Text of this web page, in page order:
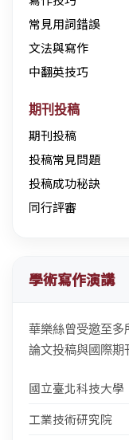
常見用詞錯誤
文法與寫作
中翻英技巧
期刊投稿
期刊投稿
投稿常見問題
投稿成功秘訣
同行評審
學術寫作演講
華樂絲曾受邀至多
論文投稿與國際期
國立臺北科技大學
工業技術研究院